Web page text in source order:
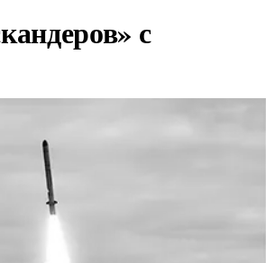
с